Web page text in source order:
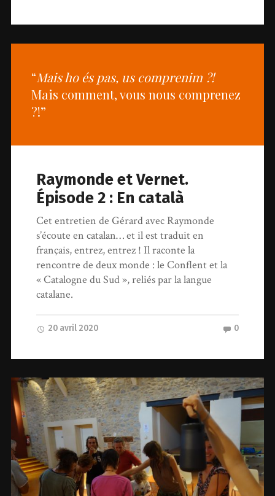
“Mais ho és pas, us comprenim ?!
Mais comment, vous nous comprenez
?!”
Raymonde et Vernet.
Épisode 2 : En català
Cet entretien de Gérard avec Raymonde
s’écoute en catalan… et il est traduit en
français, entrez, entrez ! Il raconte la
rencontre de deux monde : le Conflent et la
« Catalogne du Sud », reliés par la langue
catalane.
20 avril 2020 0